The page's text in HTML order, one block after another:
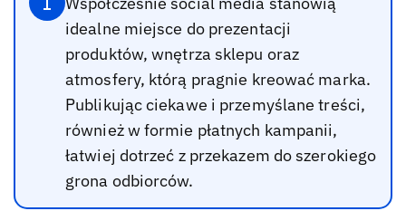
idealne miejsce do prezentacji
produktów, wnętrza sklepu oraz
atmosfery, którą pragnie kreować marka.
Publikując ciekawe i przemyślane treści,
również w formie płatnych kampanii,
łatwiej dotrzeć z przekazem do szerokiego
grona odbiorców.